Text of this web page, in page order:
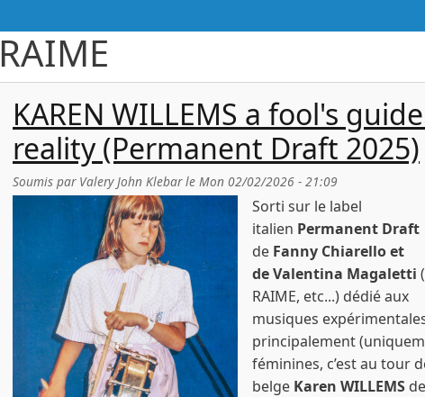
RAIME
KAREN WILLEMS a fool's
reality (Permanent Draft 2025)
Soumis par Valery John Klebarle Mon 02/02/2026 - 21:09
Sorti sur le label
italien Permanent Draft
de Fanny Chiarello et
de Valentina Magaletti
RAIME, etc...) dédié aux
musiques
principalement
féminines, c’est au tour
belge Karen WILLEMS